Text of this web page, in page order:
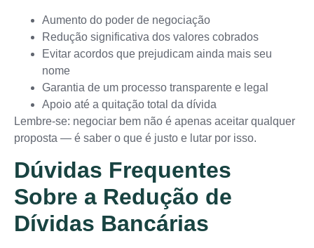
Aumento do poder de negociação
Redução significativa dos valores cobrados
Evitar acordos que prejudicam ainda mais seu
nome
Garantia de um processo transparente e legal
Apoio até a quitação total da dívida
Lembre-se: negociar bem não é apenas aceitar qualquer
proposta — é saber o que é justo e lutar por isso.
Dúvidas Frequentes
Sobre a Redução de
Dívidas Bancárias